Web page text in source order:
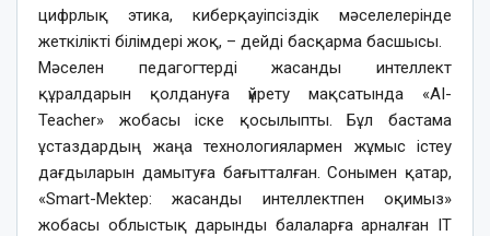
цифрлық этика, киберқауіпсіздік мәселелерінде
жеткілікті білімдері жоқ, – дейді басқарма басшысы.
Мәселен педагогтерді жасанды интеллект
құралдарын қолдануға үйрету мақсатында «AI-
Teacher» жобасы іске қосылыпты. Бұл бастама
ұстаздардың жаңа технологиялармен жұмыс істеу
дағдыларын дамытуға бағытталған. Сонымен қатар,
«Smart-Mektep: жасанды интеллектпен оқимыз»
жобасы облыстық дарынды балаларға арналған IT